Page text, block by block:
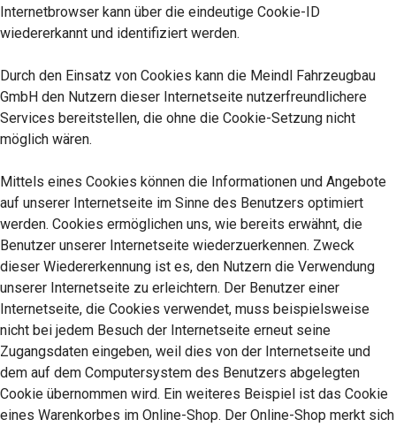
Internetbrowser kann über die eindeutige Cookie-ID
wiedererkannt und identifiziert werden.
Durch den Einsatz von Cookies kann die Meindl Fahrzeugbau
GmbH den Nutzern dieser Internetseite nutzerfreundlichere
Services bereitstellen, die ohne die Cookie-Setzung nicht
möglich wären.
Mittels eines Cookies können die Informationen und Angebote
auf unserer Internetseite im Sinne des Benutzers optimiert
werden. Cookies ermöglichen uns, wie bereits erwähnt, die
Benutzer unserer Internetseite wiederzuerkennen. Zweck
dieser Wiedererkennung ist es, den Nutzern die Verwendung
unserer Internetseite zu erleichtern. Der Benutzer einer
Internetseite, die Cookies verwendet, muss beispielsweise
nicht bei jedem Besuch der Internetseite erneut seine
Zugangsdaten eingeben, weil dies von der Internetseite und
dem auf dem Computersystem des Benutzers abgelegten
Cookie übernommen wird. Ein weiteres Beispiel ist das Cookie
eines Warenkorbes im Online-Shop. Der Online-Shop merkt sich